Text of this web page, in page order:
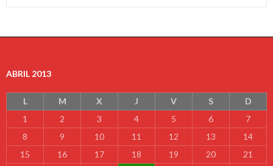
ABRIL 2013
L M X J V S
D
1
2 3 4 5 6
7
8
9 10 11 12 13
14
15
16 17 18 19 20
21